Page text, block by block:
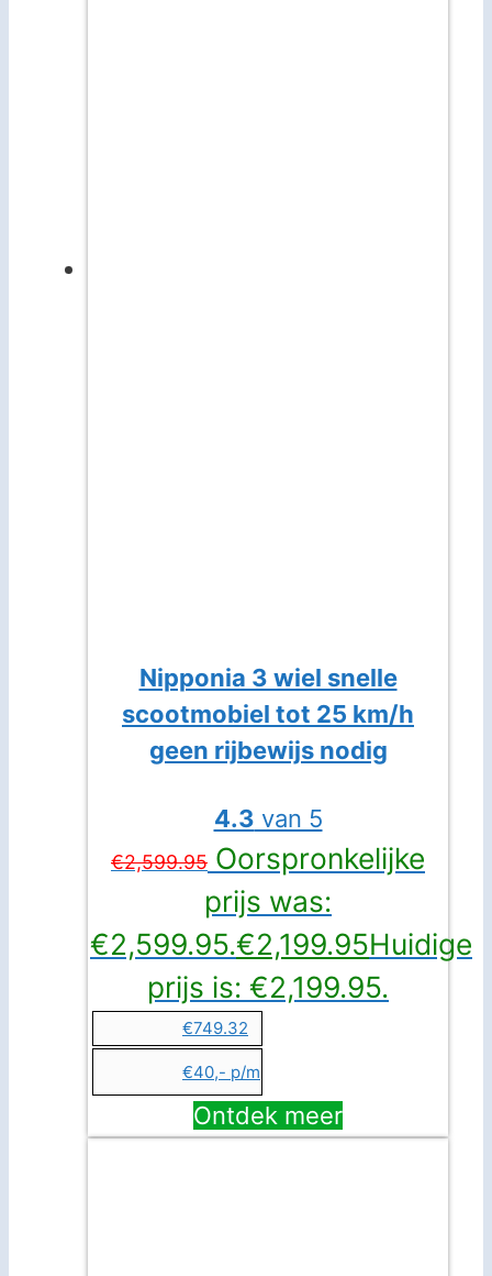
Nipponia 3 wiel snelle
scootmobiel tot 25 km/h
geen rijbewijs nodig
4.3 van 5
€2,599.95 Oorspronkelijke
prijs was:
€2,599.95.€2,199.95Huidige
prijs is: €2,199.95.
€749.32
€40,- p/m
Ontdek meer